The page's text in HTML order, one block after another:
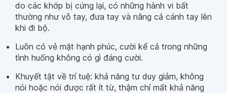
do các khớp bị cứng lại, có những hành vi bất
thường như vỗ tay, đưa tay và nâng cả cánh tay lên
khi đi bộ.
Luôn có vẻ mặt hạnh phúc, cười kể cả trong những
tình huống không có gì đáng cười.
Khuyết tật về trí tuệ: khả năng tư duy giảm, không
nói hoặc nói được rất ít từ, thậm chí mất khả năng